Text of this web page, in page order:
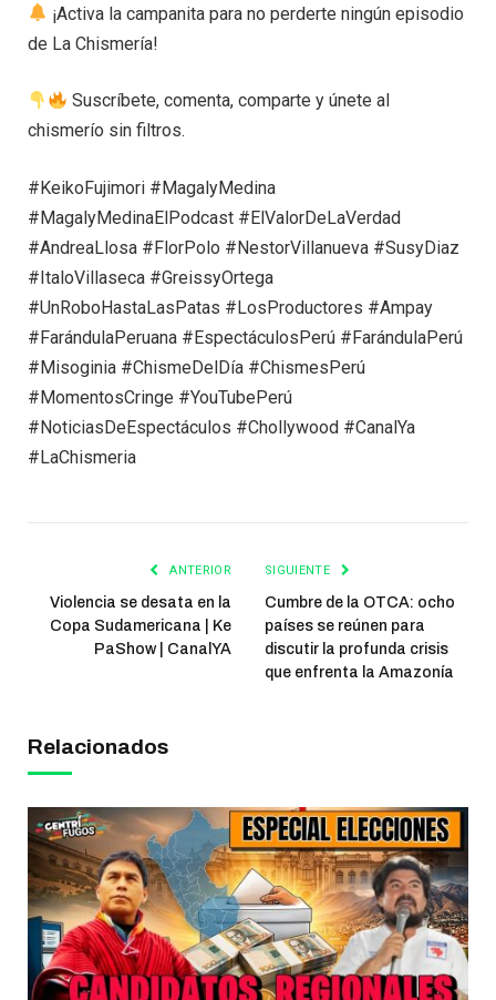
¡Activa la campanita para no perderte ningún episodio
de La Chismería!
Suscríbete, comenta, comparte y únete al
chismerío sin filtros.
#KeikoFujimori #MagalyMedina
#MagalyMedinaElPodcast #ElValorDeLaVerdad
#AndreaLlosa #FlorPolo #NestorVillanueva #SusyDiaz
#ItaloVillaseca #GreissyOrtega
#UnRoboHastaLasPatas #LosProductores #Ampay
#FarándulaPeruana #EspectáculosPerú #FarándulaPerú
#Misoginia #ChismeDelDía #ChismesPerú
#MomentosCringe #YouTubePerú
#NoticiasDeEspectáculos #Chollywood #CanalYa
#LaChismeria
ANTERIOR
Violencia se desata en la
Copa Sudamericana | Ke
PaShow | CanalYA
SIGUIENTE
Cumbre de la OTCA: ocho
países se reúnen para
discutir la profunda crisis
que enfrenta la Amazonía
Relacionados